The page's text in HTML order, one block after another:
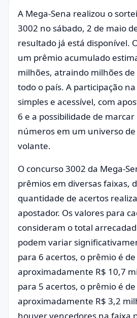
A Mega-Sena realizou o
3002 no sábado, 2 de maio
resultado já está disponível.
um prêmio acumulado
milhões, atraindo milhões
todo o país. A participação
simples e acessível, com
6 e a possibilidade de marcar
números em um universo
volante.
O concurso 3002 da Mega-
prêmios em diversas faixas,
quantidade de acertos
apostador. Os valores para
consideram o total
podem variar
para 6 acertos, o prêmio é de
aproximadamente R$ 10,7
para 5 acertos, o prêmio é de
aproximadamente R$ 3,2